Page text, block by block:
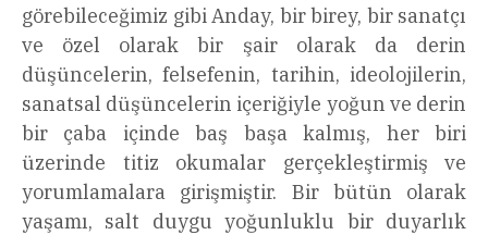
görebileceğimiz gibi Anday, bir birey, bir sanatçı
ve özel olarak bir şair olarak da derin
düşüncelerin, felsefenin, tarihin, ideolojilerin,
sanatsal düşüncelerin içeriğiyle yoğun ve derin
bir çaba içinde baş başa kalmış, her biri
üzerinde titiz okumalar gerçekleştirmiş ve
yorumlamalara girişmiştir. Bir bütün olarak
yaşamı, salt duygu yoğunluklu bir duyarlık